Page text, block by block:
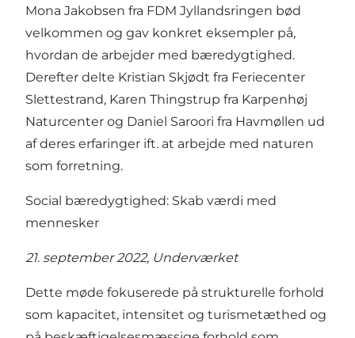
Mona Jakobsen fra FDM Jyllandsringen bød
velkommen og gav konkret eksempler på,
hvordan de arbejder med bæredygtighed.
Derefter delte Kristian Skjødt fra Feriecenter
Slettestrand, Karen Thingstrup fra Karpenhøj
Naturcenter og Daniel Saroori fra Havmøllen ud
af deres erfaringer ift. at arbejde med naturen
som forretning.
Social bæredygtighed: Skab værdi med
mennesker
21. september 2022, Underværket
Dette møde fokuserede på strukturelle forhold
som kapacitet, intensitet og turismetæthed og